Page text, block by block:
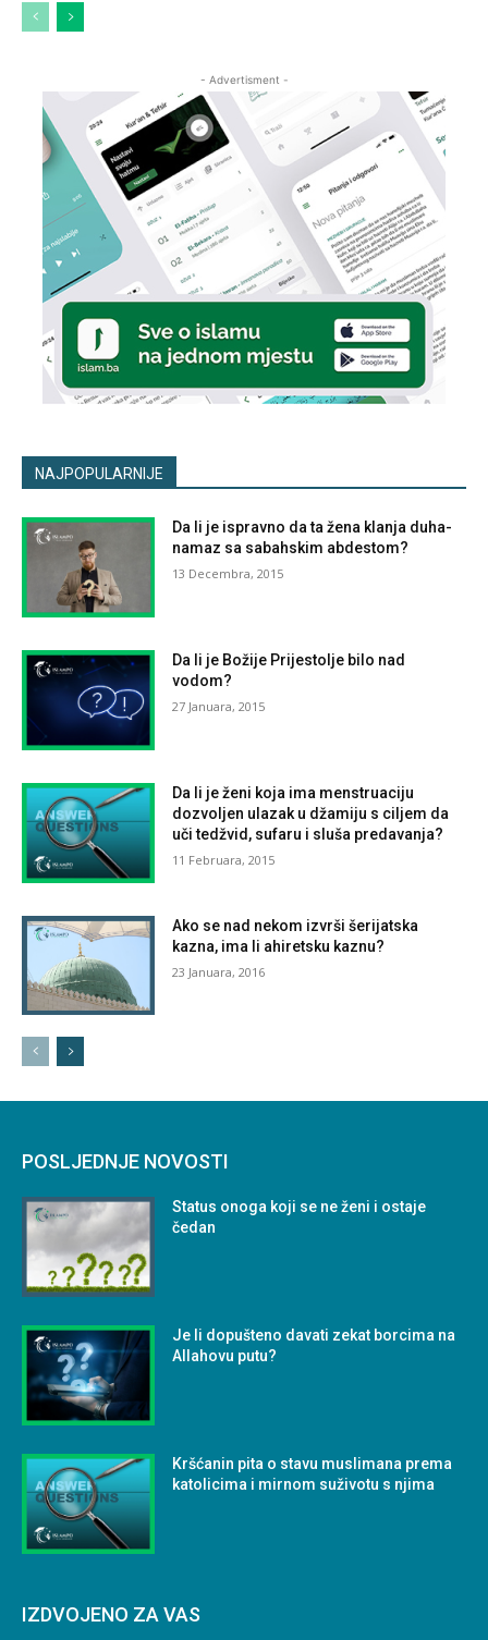
- Advertisment -
NAJPOPULARNIJE
Da li je ispravno da ta žena klanja duha-
namaz sa sabahskim abdestom?
13 Decembra, 2015
Da li je Božije Prijestolje bilo nad
vodom?
27 Januara, 2015
Da li je ženi koja ima menstruaciju
dozvoljen ulazak u džamiju s ciljem da
uči tedžvid, sufaru i sluša predavanja?
11 Februara, 2015
Ako se nad nekom izvrši šerijatska
kazna, ima li ahiretsku kaznu?
23 Januara, 2016
POSLJEDNJE NOVOSTI
Status onoga koji se ne ženi i ostaje
čedan
Je li dopušteno davati zekat borcima na
Allahovu putu?
Kršćanin pita o stavu muslimana prema
katolicima i mirnom suživotu s njima
IZDVOJENO ZA VAS